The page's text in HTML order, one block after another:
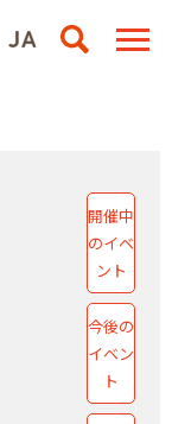
開催中
のイベ
ント
今後の
イベン
ト